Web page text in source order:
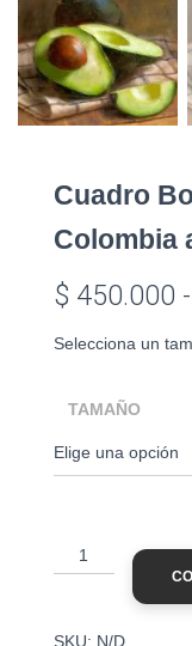
Cuadro
Colombia
$ 450.000 -
Selecciona un
TAMAÑO
Cuadro
Bodegón
de
SKU: N/D